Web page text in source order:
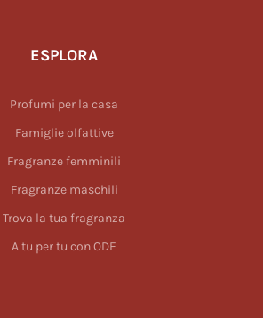
ESPLORA
Profumi per la casa
Famiglie olfattive
Fragranze femminili
Fragranze maschili
Trova la tua fragranza
A tu per tu con ODE